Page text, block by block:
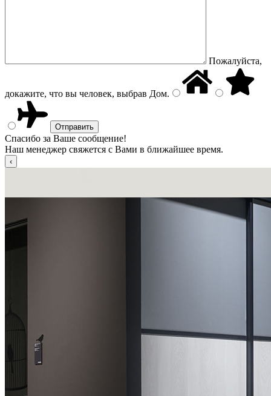
Пожалуйста,
докажите, что вы человек, выбрав Дом.
Спасибо за Ваше сообщение!
Наш менеджер свяжется с Вами в ближайшее время.